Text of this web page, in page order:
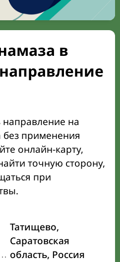
в
на
без применения
онлайн-карту,
точную сторону,
при
Татищево,
Саратовская
область, Россия